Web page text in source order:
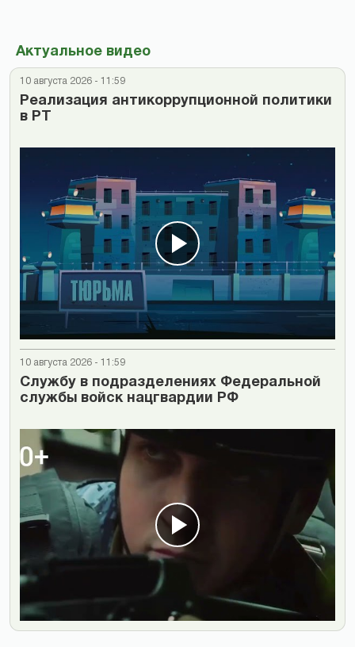
Актуальное видео
10 августа 2026 - 11:59
Реализация антикоррупционной политики
в РТ
10 августа 2026 - 11:59
Cлужбу в подразделениях Федеральной
службы войск нацгвардии РФ